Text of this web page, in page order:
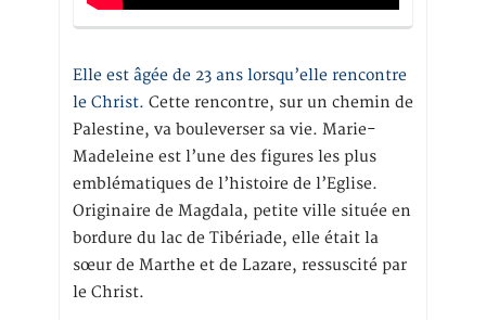
Elle est âgée de 23 ans lorsqu’elle rencontre
le Christ. Cette rencontre, sur un chemin de
Palestine, va bouleverser sa vie. Marie-
Madeleine est l’une des figures les plus
emblématiques de l’histoire de l’Eglise.
Originaire de Magdala, petite ville située en
bordure du lac de Tibériade, elle était la
sœur de Marthe et de Lazare, ressuscité par
le Christ.